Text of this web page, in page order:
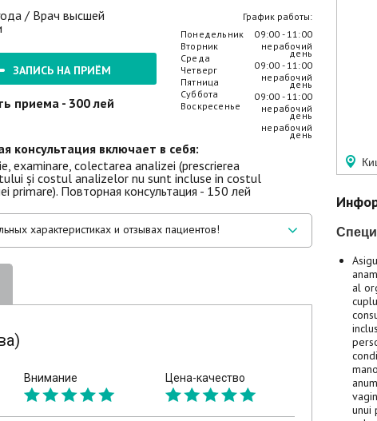
/ Врач высшей
ЗАПИСЬ НА ПРИЁМ
приема - 300 лей
График работы:
Понедельник
Вторник
Среда
Четверг
Пятница
Суббота
Воскресенье
09:00 - 11:00
нерабочий
день
09:00 - 11:00
нерабочий
день
09:00 - 11:00
нерабочий
день
нерабочий
день
консультация включает в себя:
examinare, colectarea analizei (prescrierea
și costul analizelor nu sunt incluse in costul
primare). Повторная консультация - 150 лей
характеристиках и отзывах пациентов!
Внимание Цена-качество
al
unui